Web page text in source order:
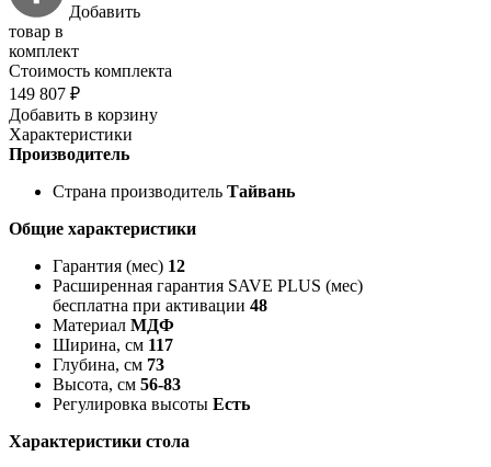
Добавить
товар в
комплект
Стоимость комплекта
149 807 ₽
Добавить в корзину
Характеристики
Производитель
Страна производитель Тайвань
Общие характеристики
Гарантия (мес) 12
Расширенная гарантия SAVE PLUS (мес)
бесплатна при активации 48
Материал МДФ
Ширина, см 117
Глубина, см 73
Высота, см 56-83
Регулировка высоты Есть
Характеристики стола